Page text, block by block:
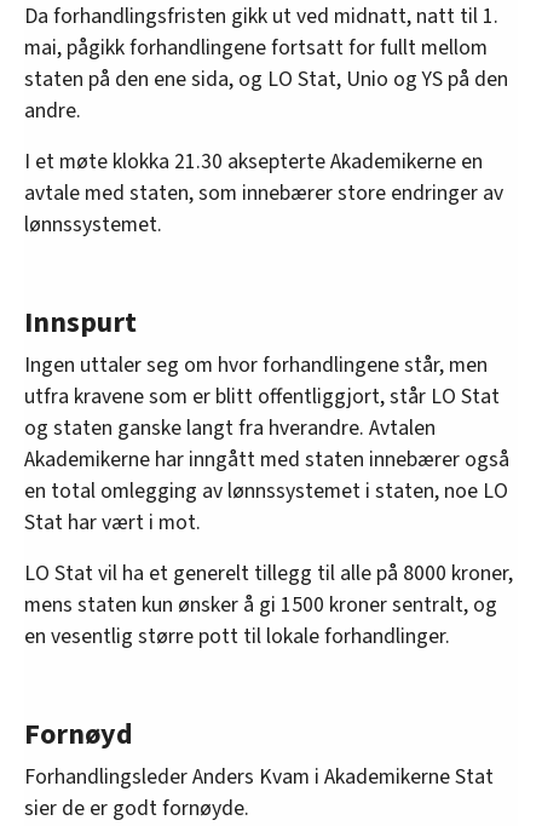
Da forhandlingsfristen gikk ut ved midnatt, natt til 1.
mai, pågikk forhandlingene fortsatt for fullt mellom
staten på den ene sida, og LO Stat, Unio og YS på den
andre.
I et møte klokka 21.30 aksepterte Akademikerne en
avtale med staten, som innebærer store endringer av
lønnssystemet.
Innspurt
Ingen uttaler seg om hvor forhandlingene står, men
utfra kravene som er blitt offentliggjort, står LO Stat
og staten ganske langt fra hverandre. Avtalen
Akademikerne har inngått med staten innebærer også
en total omlegging av lønnssystemet i staten, noe LO
Stat har vært i mot.
LO Stat vil ha et generelt tillegg til alle på 8000 kroner,
mens staten kun ønsker å gi 1500 kroner sentralt, og
en vesentlig større pott til lokale forhandlinger.
Fornøyd
Forhandlingsleder Anders Kvam i Akademikerne Stat
sier de er godt fornøyde.